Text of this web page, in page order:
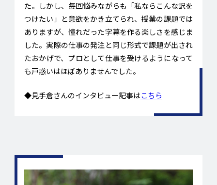
た。しかし、毎回悩みながらも「私ならこんな訳を
つけたい」と意欲をかき立てられ、授業の課題では
ありますが、憧れだった字幕を作る楽しさを感じま
した。実際の仕事の発注と同じ形式で課題が出され
たおかげで、プロとして仕事を受けるようになって
も戸惑いはほぼありませんでした。
◆見手倉さんのインタビュー記事はこちら